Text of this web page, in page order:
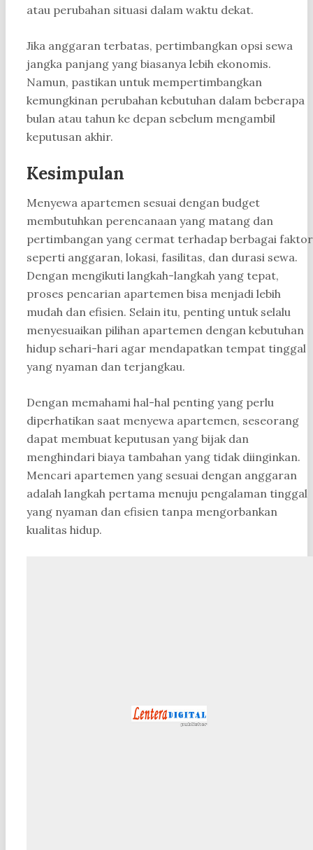
atau perubahan situasi dalam waktu dekat.
Jika anggaran terbatas, pertimbangkan opsi sewa
jangka panjang yang biasanya lebih ekonomis.
Namun, pastikan untuk mempertimbangkan
kemungkinan perubahan kebutuhan dalam beberapa
bulan atau tahun ke depan sebelum mengambil
keputusan akhir.
Kesimpulan
Menyewa apartemen sesuai dengan budget
membutuhkan perencanaan yang matang dan
pertimbangan yang cermat terhadap berbagai faktor
seperti anggaran, lokasi, fasilitas, dan durasi sewa.
Dengan mengikuti langkah-langkah yang tepat,
proses pencarian apartemen bisa menjadi lebih
mudah dan efisien. Selain itu, penting untuk selalu
menyesuaikan pilihan apartemen dengan kebutuhan
hidup sehari-hari agar mendapatkan tempat tinggal
yang nyaman dan terjangkau.
Dengan memahami hal-hal penting yang perlu
diperhatikan saat menyewa apartemen, seseorang
dapat membuat keputusan yang bijak dan
menghindari biaya tambahan yang tidak diinginkan.
Mencari apartemen yang sesuai dengan anggaran
adalah langkah pertama menuju pengalaman tinggal
yang nyaman dan efisien tanpa mengorbankan
kualitas hidup.